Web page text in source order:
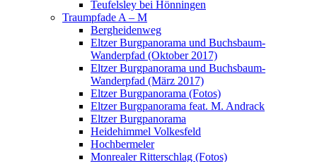
Teufelsley bei Hönningen
Traumpfade A – M
Bergheidenweg
Eltzer Burgpanorama und Buchsbaum-
Wanderpfad (Oktober 2017)
Eltzer Burgpanorama und Buchsbaum-
Wanderpfad (März 2017)
Eltzer Burgpanorama (Fotos)
Eltzer Burgpanorama feat. M. Andrack
Eltzer Burgpanorama
Heidehimmel Volkesfeld
Hochbermeler
Monrealer Ritterschlag (Fotos)